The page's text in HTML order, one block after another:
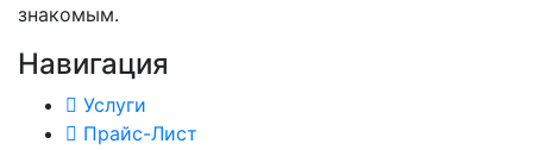
знакомым.
Навигация
Услуги
Прайс-Лист